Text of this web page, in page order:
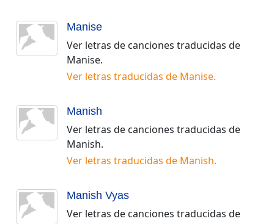
Manise
Ver letras de canciones traducidas de
Manise.
Ver letras traducidas de Manise.
Manish
Ver letras de canciones traducidas de
Manish.
Ver letras traducidas de Manish.
Manish Vyas
Ver letras de canciones traducidas de